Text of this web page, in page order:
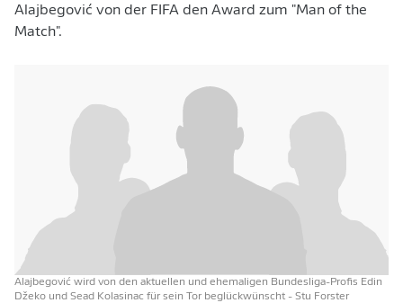
Alajbegović von der FIFA den Award zum "Man of the
Match".
Alajbegović wird von den aktuellen und ehemaligen Bundesliga-Profis Edin
Džeko und Sead Kolasinac für sein Tor beglückwünscht - Stu Forster